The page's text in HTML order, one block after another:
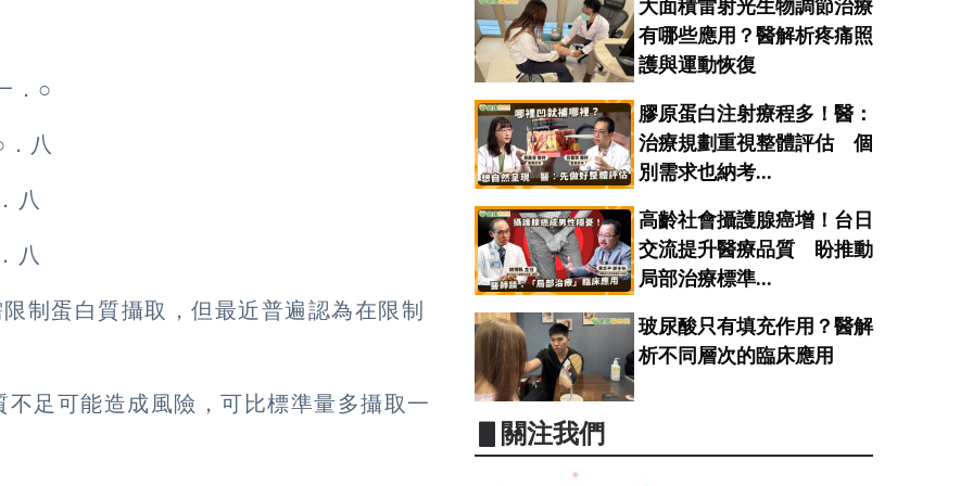
．○
八
八
八
制蛋白質攝取，但最近普遍認為在限制
足可能造成風險，可比標準量多攝取一
大面積雷射光生物調節治療
有哪些應用？醫解析疼痛照
護與運動恢復
膠原蛋白注射療程多！醫：
治療規劃重視整體評估 個
別需求也納考...
高齡社會攝護腺癌增！台日
交流提升醫療品質 盼推動
局部治療標準...
玻尿酸只有填充作用？醫解
析不同層次的臨床應用
▋關注我們